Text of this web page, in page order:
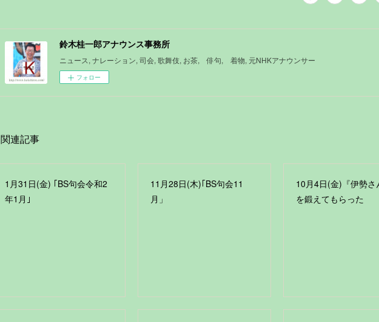
鈴木桂一郎アナウンス事務所
ニュース, ナレーション, 司会, 歌舞伎, お茶, 俳句, 着物, 元NHKアナウンサー
フォロー
関連記事
1月31日(金) ｢BS句会令和2
年1月｣
11月28日(木)｢BS句会11
月」
10月4日(金)『伊勢さ
を鍛えてもらった